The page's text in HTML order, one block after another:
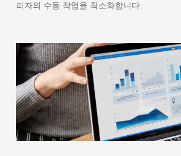
리자의 수동 작업을 최소화합니다.